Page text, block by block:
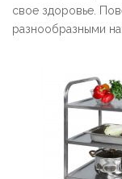
свое здоровье.
разнообразными